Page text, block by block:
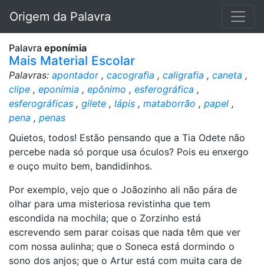
Origem da Palavra
Palavra eponímia
Mais Material Escolar
Palavras: apontador, cacografia , caligrafia , caneta ,
clipe , eponímia , epônimo , esferográfica ,
esferográficas , gilete , lápis , mataborrão , papel ,
pena , penas
Quietos, todos! Estão pensando que a Tia Odete não
percebe nada só porque usa óculos? Pois eu enxergo
e ouço muito bem, bandidinhos.
Por exemplo, vejo que o Joãozinho ali não pára de
olhar para uma misteriosa revistinha que tem
escondida na mochila; que o Zorzinho está
escrevendo sem parar coisas que nada têm que ver
com nossa aulinha; que o Soneca está dormindo o
sono dos anjos; que o Artur está com muita cara de